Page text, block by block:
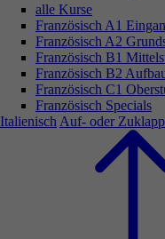
alle Kurse
Französisch A1
Französisch A2
Französisch B1
Französisch B2
Französisch C1
Französisch Specials
Italienisch Auf- oder